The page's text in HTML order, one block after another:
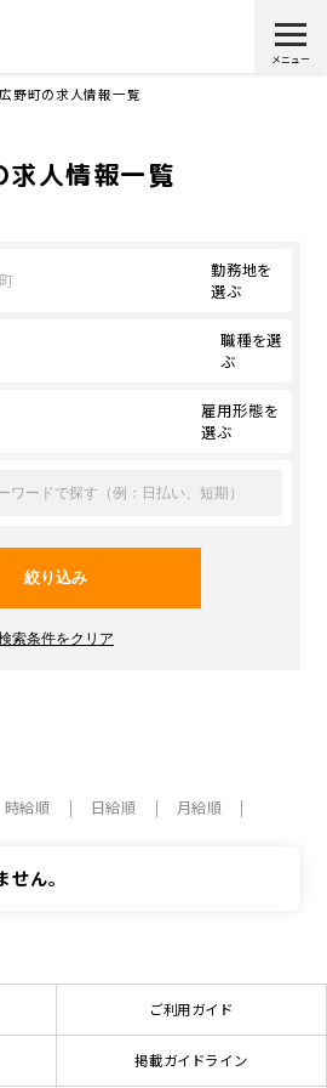
広野町の求人情報一覧
人情報一覧
勤務地を
選ぶ
職種を選
ぶ
雇用形態を
選ぶ
時給順 日給順 月給順
ん。
ご利用ガイド
掲載ガイドライン